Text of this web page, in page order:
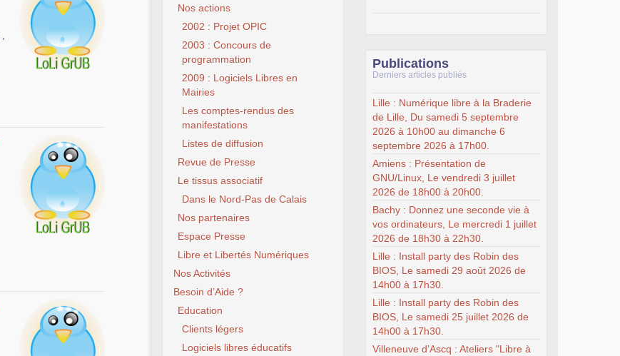
Nos actions
2002 : Projet OPIC
2003 : Concours de
programmation
2009 : Logiciels Libres en
Mairies
Les comptes-rendus des
manifestations
Listes de diffusion
Revue de Presse
Le tissus associatif
Dans le Nord-Pas de Calais
Nos partenaires
Espace Presse
Libre et Libertés Numériques
Nos Activités
Besoin d’Aide ?
Education
Clients légers
Logiciels libres éducatifs
Publications
Derniers articles publiés
Lille : Numérique libre à la Braderie
de Lille, Du samedi 5 septembre
2026 à 10h00 au dimanche 6
septembre 2026 à 17h00.
Amiens : Présentation de
GNU/Linux, Le vendredi 3 juillet
2026 de 18h00 à 20h00.
Bachy : Donnez une seconde vie à
vos ordinateurs, Le mercredi 1 juillet
2026 de 18h30 à 22h30.
Lille : Install party des Robin des
BIOS, Le samedi 29 août 2026 de
14h00 à 17h30.
Lille : Install party des Robin des
BIOS, Le samedi 25 juillet 2026 de
14h00 à 17h30.
Villeneuve d’Ascq : Ateliers "Libre à